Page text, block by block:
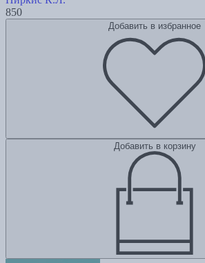
850
Добавить в избранное
Добавить в корзину